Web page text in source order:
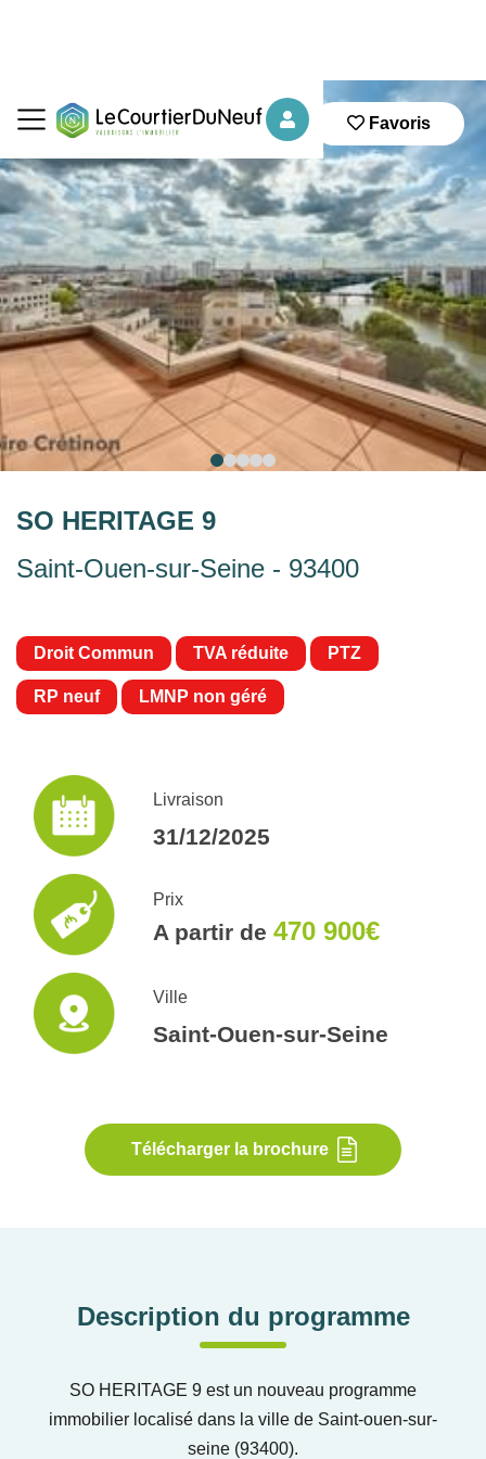
Favoris
SO HERITAGE 9
Saint-Ouen-sur-Seine - 93400
Droit Commun TVA réduite PTZ
RP neuf LMNP non géré
Livraison
31/12/2025
Prix
A partir de470 900€
Ville
Saint-Ouen-sur-Seine
Télécharger la brochure
Description du programme
SO HERITAGE 9 est un nouveau programme
immobilier localisé dans la ville de Saint-ouen-sur-
seine (93400).